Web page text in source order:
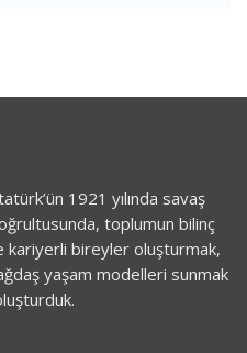
1921 yılında savaş
toplumun bilinç
kariyerli bireyler oluşturmak,
yaşam modelleri sunmak